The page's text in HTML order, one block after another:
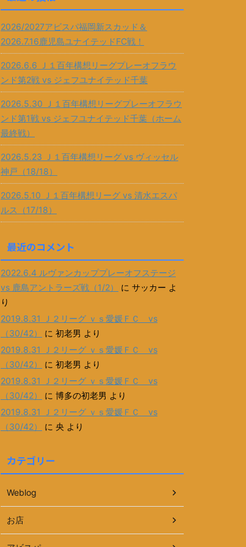
2026/2027アビスパ福岡新スカッド＆
2026.7.16鹿児島ユナイテッドFC戦！
2026.6.6 Ｊ１百年構想リーグプレーオフラウ
ンド第2戦 vs ジェフユナイテッド千葉
2026.5.30 Ｊ１百年構想リーグプレーオフラウ
ンド第1戦 vs ジェフユナイテッド千葉（ホーム
最終戦）
2026.5.23 Ｊ１百年構想リーグ vs ヴィッセル
神戸（18/18）
2026.5.10 Ｊ１百年構想リーグ vs 清水エスパ
ルス（17/18）
最近のコメント
2022.6.4 ルヴァンカッププレーオフステージ
vs 鹿島アントラーズ戦（1/2）
に サッカー よ
り
2019.8.31 Ｊ２リーグ ｖｓ愛媛ＦＣ vs
（30/42）
に 初老男 より
2019.8.31 Ｊ２リーグ ｖｓ愛媛ＦＣ vs
（30/42）
に 初老男 より
2019.8.31 Ｊ２リーグ ｖｓ愛媛ＦＣ vs
（30/42）
に 博多の初老男 より
2019.8.31 Ｊ２リーグ ｖｓ愛媛ＦＣ vs
（30/42）
に 央 より
カテゴリー
Weblog
お店